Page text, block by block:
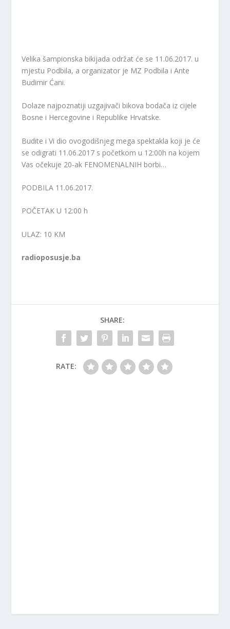
Velika šampionska bikijada održat će se 11.06.2017. u
mjestu Podbila, a organizator je MZ Podbila i Ante
Budimir Ćani.
Dolaze najpoznatiji uzgajivači bikova bodača iz cijele
Bosne i Hercegovine i Republike Hrvatske.
Budite i Vi dio ovogodišnjeg mega spektakla koji je će
se odigrati 11.06.2017 s početkom u 12:00h na kojem
Vas očekuje 20-ak FENOMENALNIH borbi…
PODBILA 11.06.2017.
POČETAK U 12:00 h
ULAZ: 10 KM
radioposusje.ba
SHARE:
RATE: